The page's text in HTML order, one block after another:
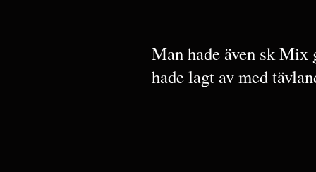
Man hade även sk Mix
hade lagt av med